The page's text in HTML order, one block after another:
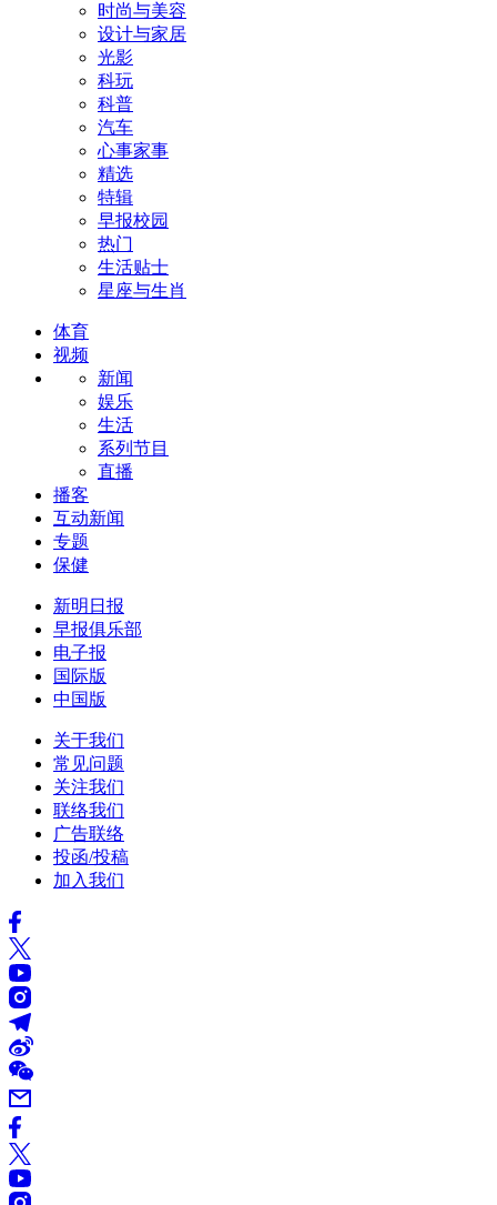
时尚与美容
设计与家居
光影
科玩
科普
汽车
心事家事
精选
特辑
早报校园
热门
生活贴士
星座与生肖
体育
视频
新闻
娱乐
生活
系列节目
直播
播客
互动新闻
专题
保健
新明日报
早报俱乐部
电子报
国际版
中国版
关于我们
常见问题
关注我们
联络我们
广告联络
投函/投稿
加入我们